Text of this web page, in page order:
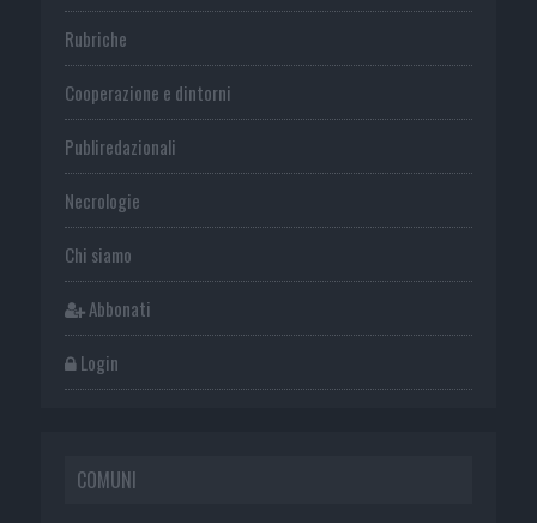
Rubriche
Cooperazione e dintorni
Publiredazionali
Necrologie
Chi siamo
Abbonati
Login
COMUNI